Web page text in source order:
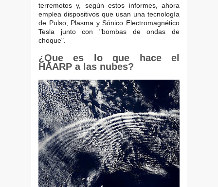
terremotos y, según estos informes, ahora
emplea dispositivos que usan una tecnología
de Pulso, Plasma y Sónico Electromagnético
Tesla junto con "bombas de ondas de
choque".
¿Que es lo que hace el
HAARP a las nubes?